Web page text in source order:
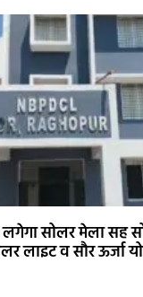
सोलर मेला सह
लाइट व सौर ऊर्जा